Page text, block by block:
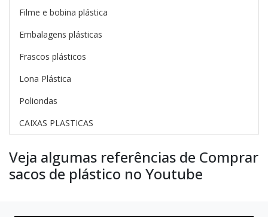
Filme e bobina plástica
Embalagens plásticas
Frascos plásticos
Lona Plástica
Poliondas
CAIXAS PLASTICAS
Veja algumas referências de Comprar
sacos de plástico no Youtube